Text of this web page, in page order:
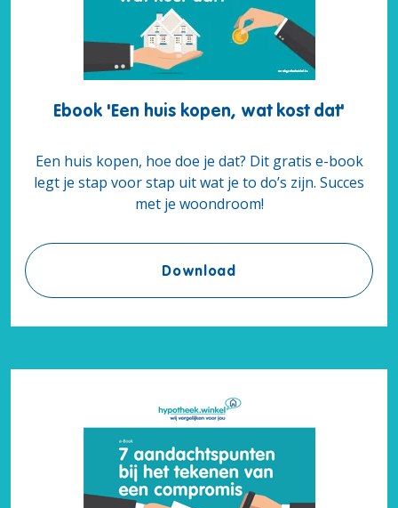
Ebook 'Een huis kopen, wat kost dat'
Een huis kopen, hoe doe je dat? Dit gratis e-book
legt je stap voor stap uit wat je to do’s zijn. Succes
met je woondroom!
DownloadEbook 'Een huis